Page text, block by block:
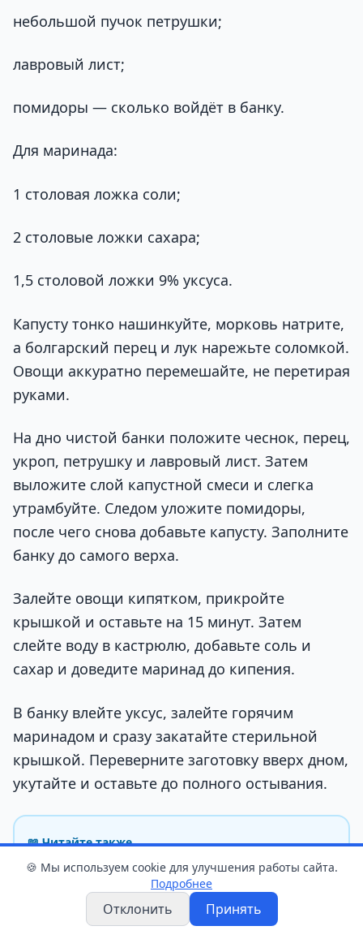
небольшой пучок петрушки;
лавровый лист;
помидоры — сколько войдёт в банку.
Для маринада:
1 столовая ложка соли;
2 столовые ложки сахара;
1,5 столовой ложки 9% уксуса.
Капусту тонко нашинкуйте, морковь натрите,
а болгарский перец и лук нарежьте соломкой.
Овощи аккуратно перемешайте, не перетирая
руками.
На дно чистой банки положите чеснок, перец,
укроп, петрушку и лавровый лист. Затем
выложите слой капустной смеси и слегка
утрамбуйте. Следом уложите помидоры,
после чего снова добавьте капусту. Заполните
банку до самого верха.
Залейте овощи кипятком, прикройте
крышкой и оставьте на 15 минут. Затем
слейте воду в кастрюлю, добавьте соль и
сахар и доведите маринад до кипения.
В банку влейте уксус, залейте горячим
маринадом и сразу закатайте стерильной
крышкой. Переверните заготовку вверх дном,
укутайте и оставьте до полного остывания.
📖 Читайте также
Закройте несколько банок — зимой скажете
себе спасибо
🍪 Мы используем cookie для улучшения работы сайта.
Подробнее
Отклонить Принять